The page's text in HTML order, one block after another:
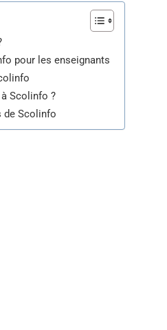
pour les enseignants
Scolinfo ?
de Scolinfo